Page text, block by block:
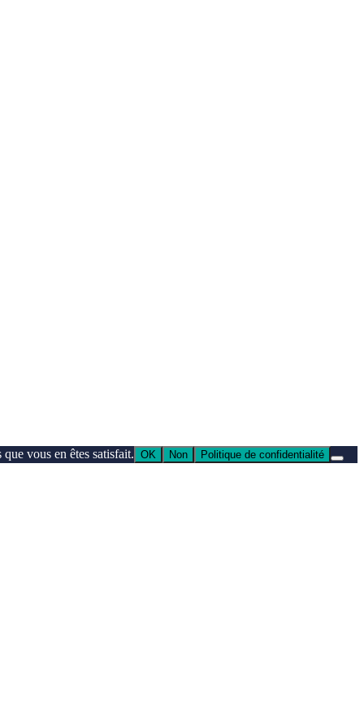
vous en êtes satisfait. OK Non Politique de confidentialité